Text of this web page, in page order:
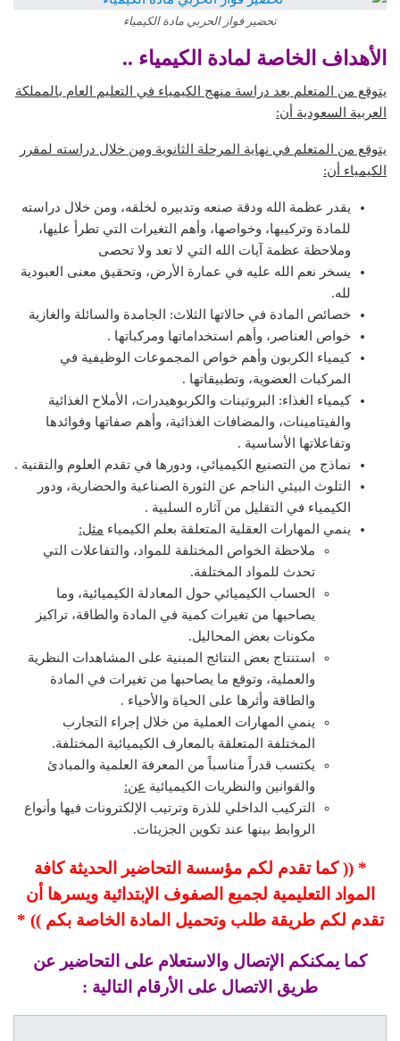
تحضير فواز الحربي مادة الكيمياء
الأهداف الخاصة لمادة الكيمياء ..
يتوقع من المتعلم بعد دراسة منهج الكيمياء في التعليم العام بالمملكة
العربية السعودية أن:
يتوقع من المتعلم في نهاية المرحلة الثانوية ومن خلال دراسته لمقرر
الكيمياء أن:
يقدر عظمة الله ودقة صنعه وتدبيره لخلقه، ومن خلال دراسته
للمادة وتركيبها، وخواصها، وأهم التغيرات التي تطرأ عليها،
وملاحظة عظمة آيات الله التي لا تعد ولا تحصى
يسخر نعم الله عليه في عمارة الأرض، وتحقيق معنى العبودية
لله.
خصائص المادة في حالاتها الثلاث: الجامدة والسائلة والغازية
خواص العناصر، وأهم استخداماتها ومركباتها .
كيمياء الكربون وأهم خواص المجموعات الوظيفية في
المركبات العضوية، وتطبيقاتها .
كيمياء الغذاء: البروتينات والكربوهيدرات، الأملاح الغذائية
والفيتامينات، والمضافات الغذائية، وأهم صفاتها وفوائدها
وتفاعلاتها الأساسية .
نماذج من التصنيع الكيميائي، ودورها في تقدم العلوم والتقنية .
التلوث البيئي الناجم عن الثورة الصناعية والحضارية، ودور
الكيمياء في التقليل من آثاره السلبية .
ينمي المهارات العقلية المتعلقة بعلم الكيمياء مثل:
ملاحظة الخواص المختلفة للمواد، والتفاعلات التي
تحدث للمواد المختلفة.
الحساب الكيميائي حول المعادلة الكيميائية، وما
يصاحبها من تغيرات كمية في المادة والطاقة، تراكيز
مكونات بعض المحاليل.
استنتاج بعض النتائج المبنية على المشاهدات النظرية
والعملية، وتوقع ما يصاحبها من تغيرات في المادة
والطاقة وأثرها على الحياة والأحياء .
ينمي المهارات العملية من خلال إجراء التجارب
المختلفة المتعلقة بالمعارف الكيميائية المختلفة.
يكتسب قدراً مناسباً من المعرفة العلمية والمبادئ
والقوانين والنظريات الكيميائية عن:
التركيب الداخلي للذرة وترتيب الإلكترونات فيها وأنواع
الروابط بينها عند تكوين الجزيئات.
* (( كما تقدم لكم مؤسسة التحاضير الحديثة كافة
المواد التعليمية لجميع الصفوف الإبتدائية ويسرها أن
تقدم لكم طريقة طلب وتحميل المادة الخاصة بكم )) *
كما يمكنكم الإتصال والاستعلام على التحاضير عن
طريق الاتصال على الأرقام التالية :